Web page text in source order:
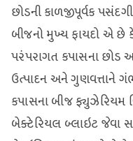
છોડની કાળજીપૂર્વક
બીજનો મુખ્ય ફાયદો એ
પરંપરાગત કપાસના છોડ
ઉત્પાદન અને ગુણવત્તાને
કપાસના બીજ ફ્યુઝેરિયમ
બેક્ટેરિયલ બ્લાઇટ જેવા